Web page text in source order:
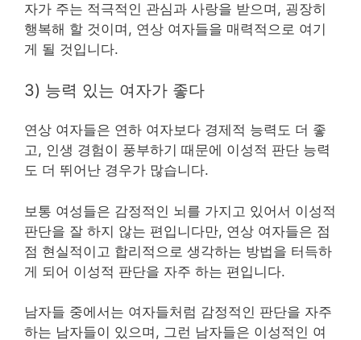
자가 주는 적극적인 관심과 사랑을 받으며, 굉장히
행복해 할 것이며, 연상 여자들을 매력적으로 여기
게 될 것입니다.
3) 능력 있는 여자가 좋다
연상 여자들은 연하 여자보다 경제적 능력도 더 좋
고, 인생 경험이 풍부하기 때문에 이성적 판단 능력
도 더 뛰어난 경우가 많습니다.
보통 여성들은 감정적인 뇌를 가지고 있어서 이성적
판단을 잘 하지 않는 편입니다만, 연상 여자들은 점
점 현실적이고 합리적으로 생각하는 방법을 터득하
게 되어 이성적 판단을 자주 하는 편입니다.
남자들 중에서는 여자들처럼 감정적인 판단을 자주
하는 남자들이 있으며, 그런 남자들은 이성적인 여